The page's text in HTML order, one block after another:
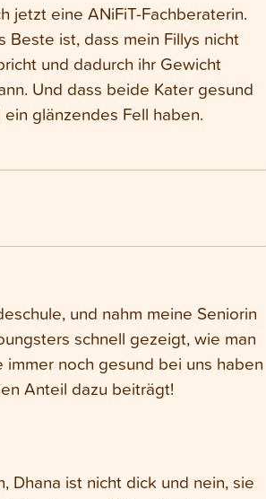
jetzt eine ANiFiT-Fachberaterin.
Beste ist, dass mein Fillys nicht
und dadurch ihr Gewicht
Und dass beide Kater gesund
glänzendes Fell haben.
und nahm meine Seniorin
schnell gezeigt, wie man
noch gesund bei uns haben
Anteil dazu beiträgt!
Dhana ist nicht dick und nein, sie